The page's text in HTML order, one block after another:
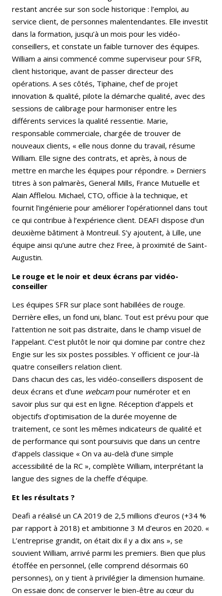
restant ancrée sur son socle historique : l’emploi, au
service client, de personnes malentendantes. Elle investit
dans la formation, jusqu’à un mois pour les vidéo-
conseillers, et constate un faible turnover des équipes.
William a ainsi commencé comme superviseur pour SFR,
client historique, avant de passer directeur des
opérations. A ses côtés, Tiphaine, chef de projet
innovation & qualité, pilote la démarche qualité, avec des
sessions de calibrage pour harmoniser entre les
différents services la qualité ressentie. Marie,
responsable commerciale, chargée de trouver de
nouveaux clients, « elle nous donne du travail, résume
William. Elle signe des contrats, et après, à nous de
mettre en marche les équipes pour répondre. » Derniers
titres à son palmarès, General Mills, France Mutuelle et
Alain Afflelou. Michael, CTO, officie à la technique, et
fournit l’ingénierie pour améliorer l’opérationnel dans tout
ce qui contribue à l’expérience client. DEAFI dispose d’un
deuxième bâtiment à Montreuil. S’y ajoutent, à Lille, une
équipe ainsi qu’une autre chez Free, à proximité de Saint-
Augustin.
Le rouge et le noir et deux écrans par vidéo-
conseiller
Les équipes SFR sur place sont habillées de rouge.
Derrière elles, un fond uni, blanc. Tout est prévu pour que
l’attention ne soit pas distraite, dans le champ visuel de
l’appelant. C’est plutôt le noir qui domine par contre chez
Engie sur les six postes possibles. Y officient ce jour-là
quatre conseillers relation client.
Dans chacun des cas, les vidéo-conseillers disposent de
deux écrans et d’une webcampour numéroter et en
savoir plus sur qui est en ligne. Réception d’appels et
objectifs d’optimisation de la durée moyenne de
traitement, ce sont les mêmes indicateurs de qualité et
de performance qui sont poursuivis que dans un centre
d’appels classique « On va au-delà d’une simple
accessibilité de la RC », complète William, interprétant la
langue des signes de la cheffe d’équipe.
Et les résultats ?
Deafi a réalisé un CA 2019 de 2,5 millions d’euros (+34 %
par rapport à 2018) et ambitionne 3 M d’euros en 2020. «
L’entreprise grandit, on était dix il y a dix ans », se
souvient William, arrivé parmi les premiers. Bien que plus
étoffée en personnel, (elle comprend désormais 60
personnes), on y tient à privilégier la dimension humaine.
On essaie donc de conserver le bien-être au cœur du